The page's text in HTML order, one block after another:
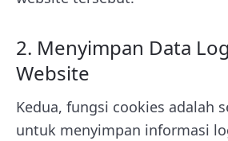
2. Menyimpan Data
Website
Kedua, fungsi cookies adalah
untuk menyimpan informasi